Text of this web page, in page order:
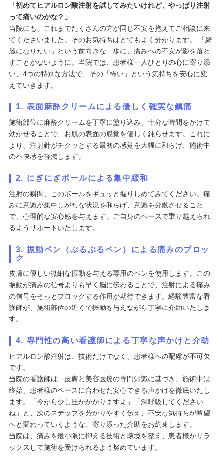
「初めてヒアルロン酸注射を試してみたいけれど、やっぱり注射
って痛いのかな？」
当院にも、これまでたくさんの方が同じ不安を抱えてご相談に来
てくださいました。そのお気持ちはとてもよく分かります。 「綺
麗になりたい」という前向きな一歩に、痛みへの不安が影を落と
すことがないように。当院では、患者様一人ひとりの心に寄り添
い、4つの特別な方法で、その「怖い」という気持ちを安心に変
えていきます。
1. 表面麻酔クリームによる優しく確実な鎮痛
施術部位に麻酔クリームを丁寧に塗り込み、十分な時間をかけて
効かせることで、お肌の表面の感覚を優しく鈍らせます。これに
より、注射針がチクッとする最初の感覚を大幅に和らげ、施術中
の不快感を軽減します。
2. にぎにぎボールによる集中緩和
注射の瞬間、このボールをギュッと握りしめてみてください。痛
みに意識が集中しがちな状況を和らげ、意識を分散させること
で、心理的な安心感を与えます。ご自身のペースで乗り越えられ
るようサポートいたします。
3. 振動ペン（ぶるぶるペン）による痛みのブロッ
ク
皮膚に優しい微細な振動を与える専用のペンを使用します。この
振動が痛みの信号よりも早く脳に伝わることで、注射による痛み
の信号をそっとブロックする作用が期待できます。経験豊富な看
護師が、施術部位の近くで振動を与えながら丁寧に介助いたしま
す。
4. 専門性の高い看護師による丁寧な声かけと介助
ヒアルロン酸注射は、技術だけでなく、患者様への配慮が不可欠
です。
当院の看護師は、皮膚と美容医療の専門知識に基づき、施術中は
終始、患者様のペースに合わせた安心できる声かけを徹底いたし
ます。「今から少し圧がかかりますよ」「深呼吸してください
ね」と、次のステップを分かりやすく伝え、不安な気持ちが希望
へと変わっていくような、寄り添った介助をお約束します。
当院は、痛みを最小限に抑える技術と環境を整え、患者様がリラ
ックスして施術を受けられるよう努めています。